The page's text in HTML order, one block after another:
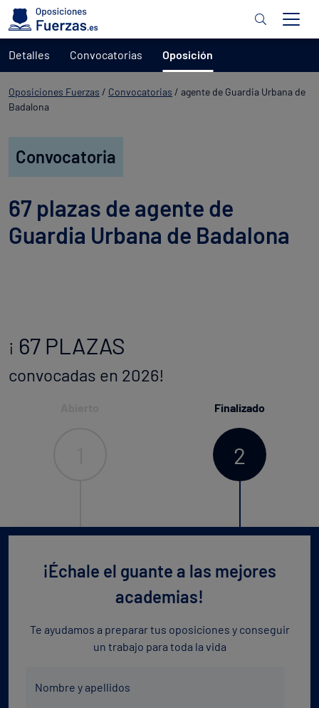
Oposiciones Fuerzas / Convocatorias / agente de Guardia Urbana de
Badalona
Convocatoria
67 plazas de agente de
Guardia Urbana de Badalona
¡ 67 PLAZAS
convocadas en 2026!
Finalizado
2
Detalles Convocatorias Oposición
¡Échale el guante a las mejores
academias!
Te ayudamos a preparar tus oposiciones y conseguir
un trabajo para toda la vida
Nombre y apellidos